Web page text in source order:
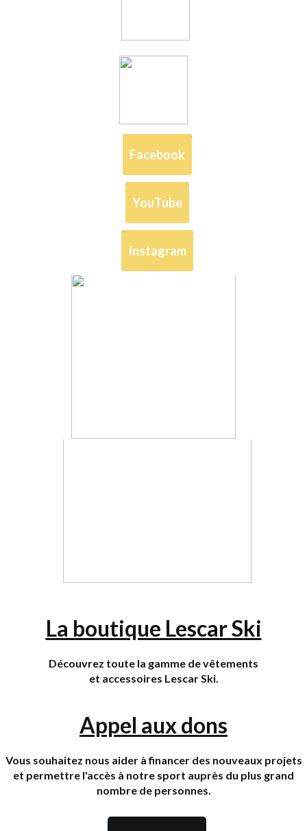
Facebook
YouTube
Instagram
La boutique Lescar Ski
Découvrez toute la gamme de vêtements
et accessoires Lescar Ski.
Appel aux dons
Vous souhaitez nous aider à financer des nouveaux projets
et permettre l'accès à notre sport auprès du plus grand
nombre de personnes.